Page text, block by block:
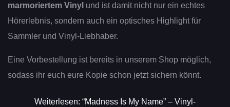
marmoriertem Vinyl und ist damit nicht nur ein echtes
Hörerlebnis, sondern auch ein optisches Highlight für
Sammler und Vinyl-Liebhaber.
Eine Vorbestellung ist bereits in unserem Shop möglich,
sodass ihr euch eure Kopie schon jetzt sichern könnt.
Weiterlesen: “Madness Is My Name” – Vinyl-